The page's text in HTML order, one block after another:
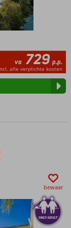
va 729 p.p.
alle verplichte kosten
bewaar